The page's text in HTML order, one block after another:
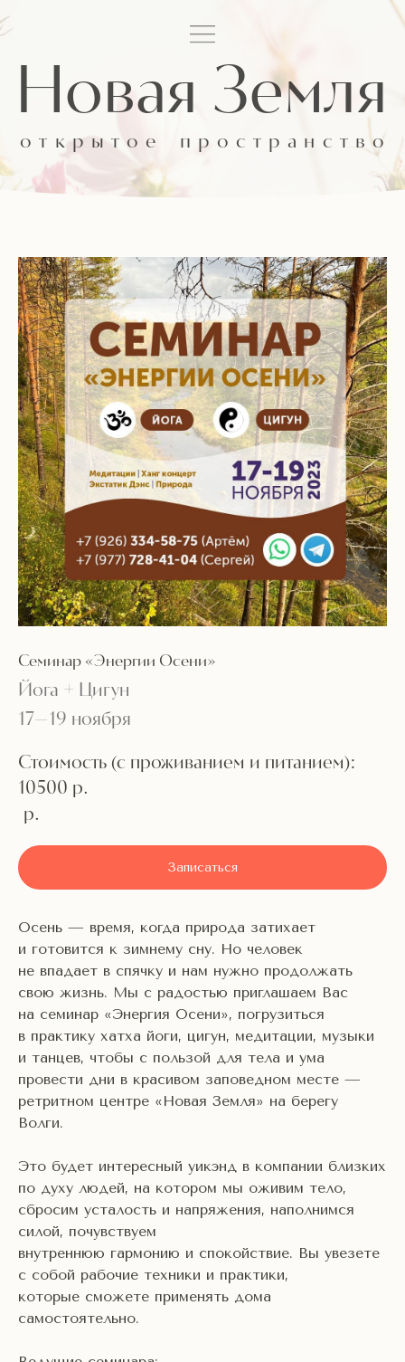
Новая Земля
открытое пространство
Семинар «Энергии Осени»
Йога + Цигун
17—19 ноября
Стоимость (с проживанием и питанием):
10500 р.
р.
Записаться
Осень — время, когда природа затихает
и готовится к зимнему сну. Но человек
не впадает в спячку и нам нужно продолжать
свою жизнь. Мы с радостью приглашаем Вас
на семинар «Энергия Осени», погрузиться
в практику хатха йоги, цигун, медитации, музыки
и танцев, чтобы с пользой для тела и ума
провести дни в красивом заповедном месте —
ретритном центре «Новая Земля» на берегу
Волги.
Это будет интересный уикэнд в компании близких
по духу людей, на котором мы оживим тело,
сбросим усталость и напряжения, наполнимся
силой, почувствуем
внутреннюю гармонию и спокойствие. Вы увезете
с собой рабочие техники и практики,
которые сможете применять дома
самостоятельно.